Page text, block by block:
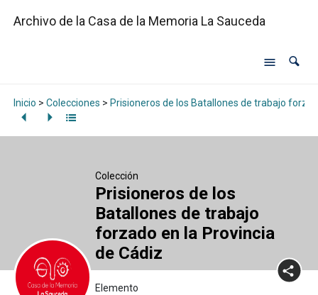
Archivo de la Casa de la Memoria La Sauceda
Inicio > Colecciones > Prisioneros de los Batallones de trabajo
Colección
Prisioneros de los
Batallones de trabajo
forzado en la Provincia
de Cádiz
Elemento